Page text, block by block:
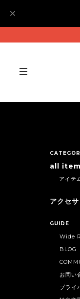
all item
アイテ
アクセ
GUIDE
Wide
BLOG
お問い
プライ